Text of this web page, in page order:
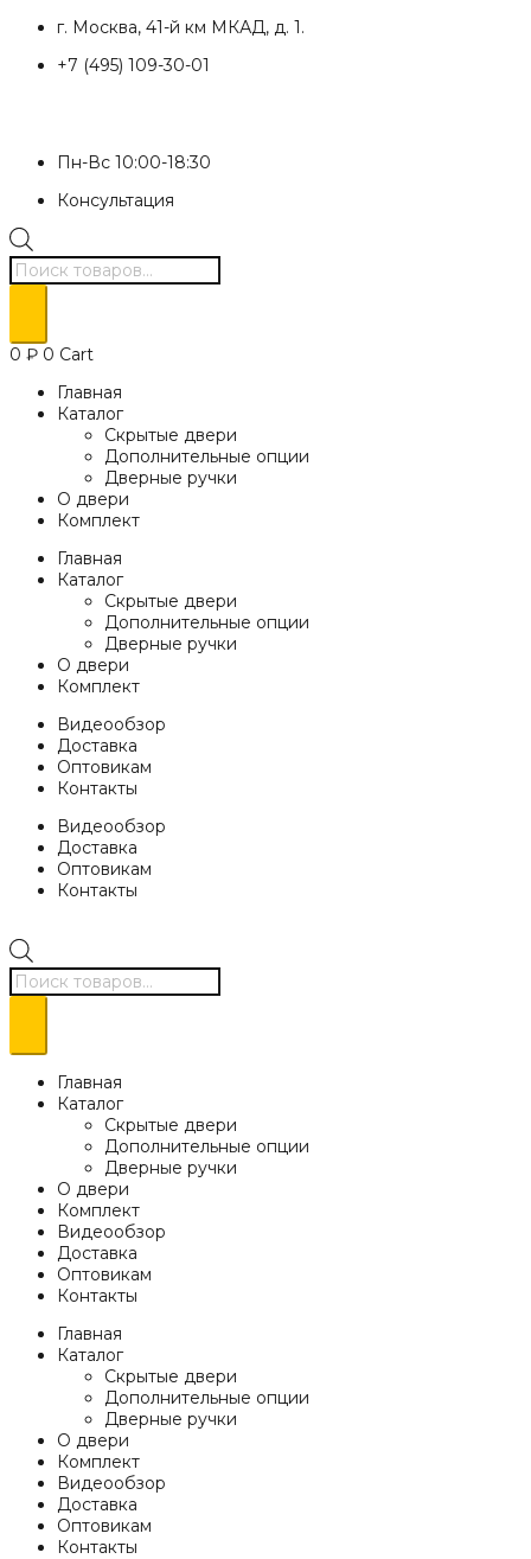
Перейти
содержимому
г. Москва, 41-й км МКАД, д. 1.
+7 (495) 109-30-01
Пн-Вс 10:00-18:30
Консультация
Поиск
товаров
0 ₽ 0 Cart
Главная
Каталог
Скрытые двери
Дополнительные опции
Дверные ручки
О двери
Комплект
Главная
Каталог
Скрытые двери
Дополнительные опции
Дверные ручки
О двери
Комплект
Видеообзор
Доставка
Оптовикам
Контакты
Видеообзор
Доставка
Оптовикам
Контакты
Поиск
товаров
Главная
Каталог
Скрытые двери
Дополнительные опции
Дверные ручки
О двери
Комплект
Видеообзор
Доставка
Оптовикам
Контакты
Главная
Каталог
Скрытые двери
Дополнительные опции
Дверные ручки
О двери
Комплект
Видеообзор
Доставка
Оптовикам
Контакты